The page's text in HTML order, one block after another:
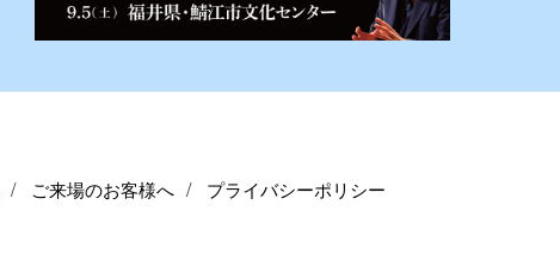
ご来場のお客様へ プライバシーポリシー